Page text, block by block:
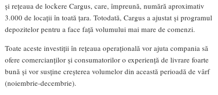
și rețeaua de lockere Cargus, care, împreună, numără aproximativ
3.000 de locații în toată țara. Totodată, Cargus a ajustat și programul
depozitelor pentru a face față volumului mai mare de comenzi.
Toate aceste investiții în rețeaua operațională vor ajuta compania să
ofere comercianților și consumatorilor o experiență de livrare foarte
bună și vor susține creșterea volumelor din această perioadă de vârf
(noiembrie-decembrie).